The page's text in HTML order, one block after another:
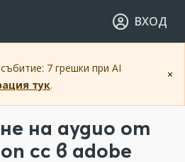
ВХОД
×
7 грешки при AI
тук.
на аудио от
cc в adobe